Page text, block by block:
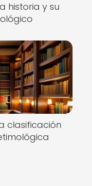
historia y su
clasificación